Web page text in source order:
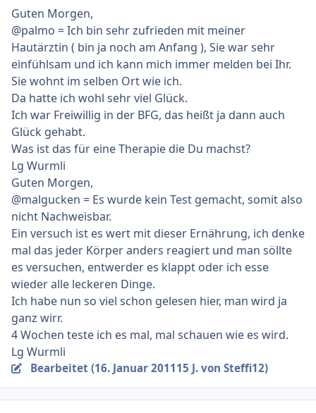
Guten Morgen,
@palmo = Ich bin sehr zufrieden mit meiner
Hautärztin ( bin ja noch am Anfang ), Sie war sehr
einfühlsam und ich kann mich immer melden bei Ihr.
Sie wohnt im selben Ort wie ich.
Da hatte ich wohl sehr viel Glück.
Ich war Freiwillig in der BFG, das heißt ja dann auch
Glück gehabt.
Was ist das für eine Therapie die Du machst?
Lg Wurmli
Guten Morgen,
@malgucken = Es wurde kein Test gemacht, somit also
nicht Nachweisbar.
Ein versuch ist es wert mit dieser Ernährung, ich denke
mal das jeder Körper anders reagiert und man söllte
es versuchen, entwerder es klappt oder ich esse
wieder alle leckeren Dinge.
Ich habe nun so viel schon gelesen hier, man wird ja
ganz wirr.
4 Wochen teste ich es mal, mal schauen wie es wird.
Lg Wurmli
Bearbeitet (16. Januar 201115 J.von Steffi12)